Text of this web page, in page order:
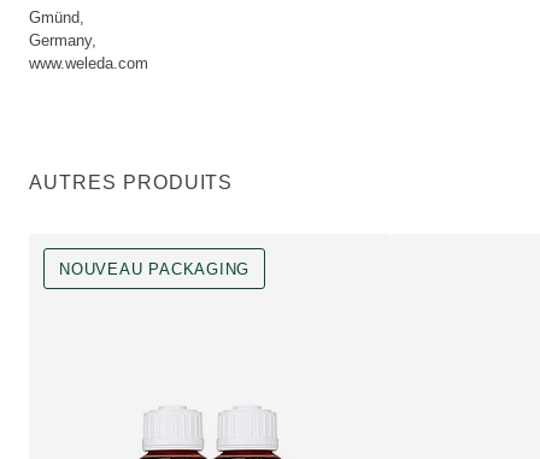
Gmünd,
Germany,
www.weleda.com
AUTRES PRODUITS
NOUVEAU PACKAGING